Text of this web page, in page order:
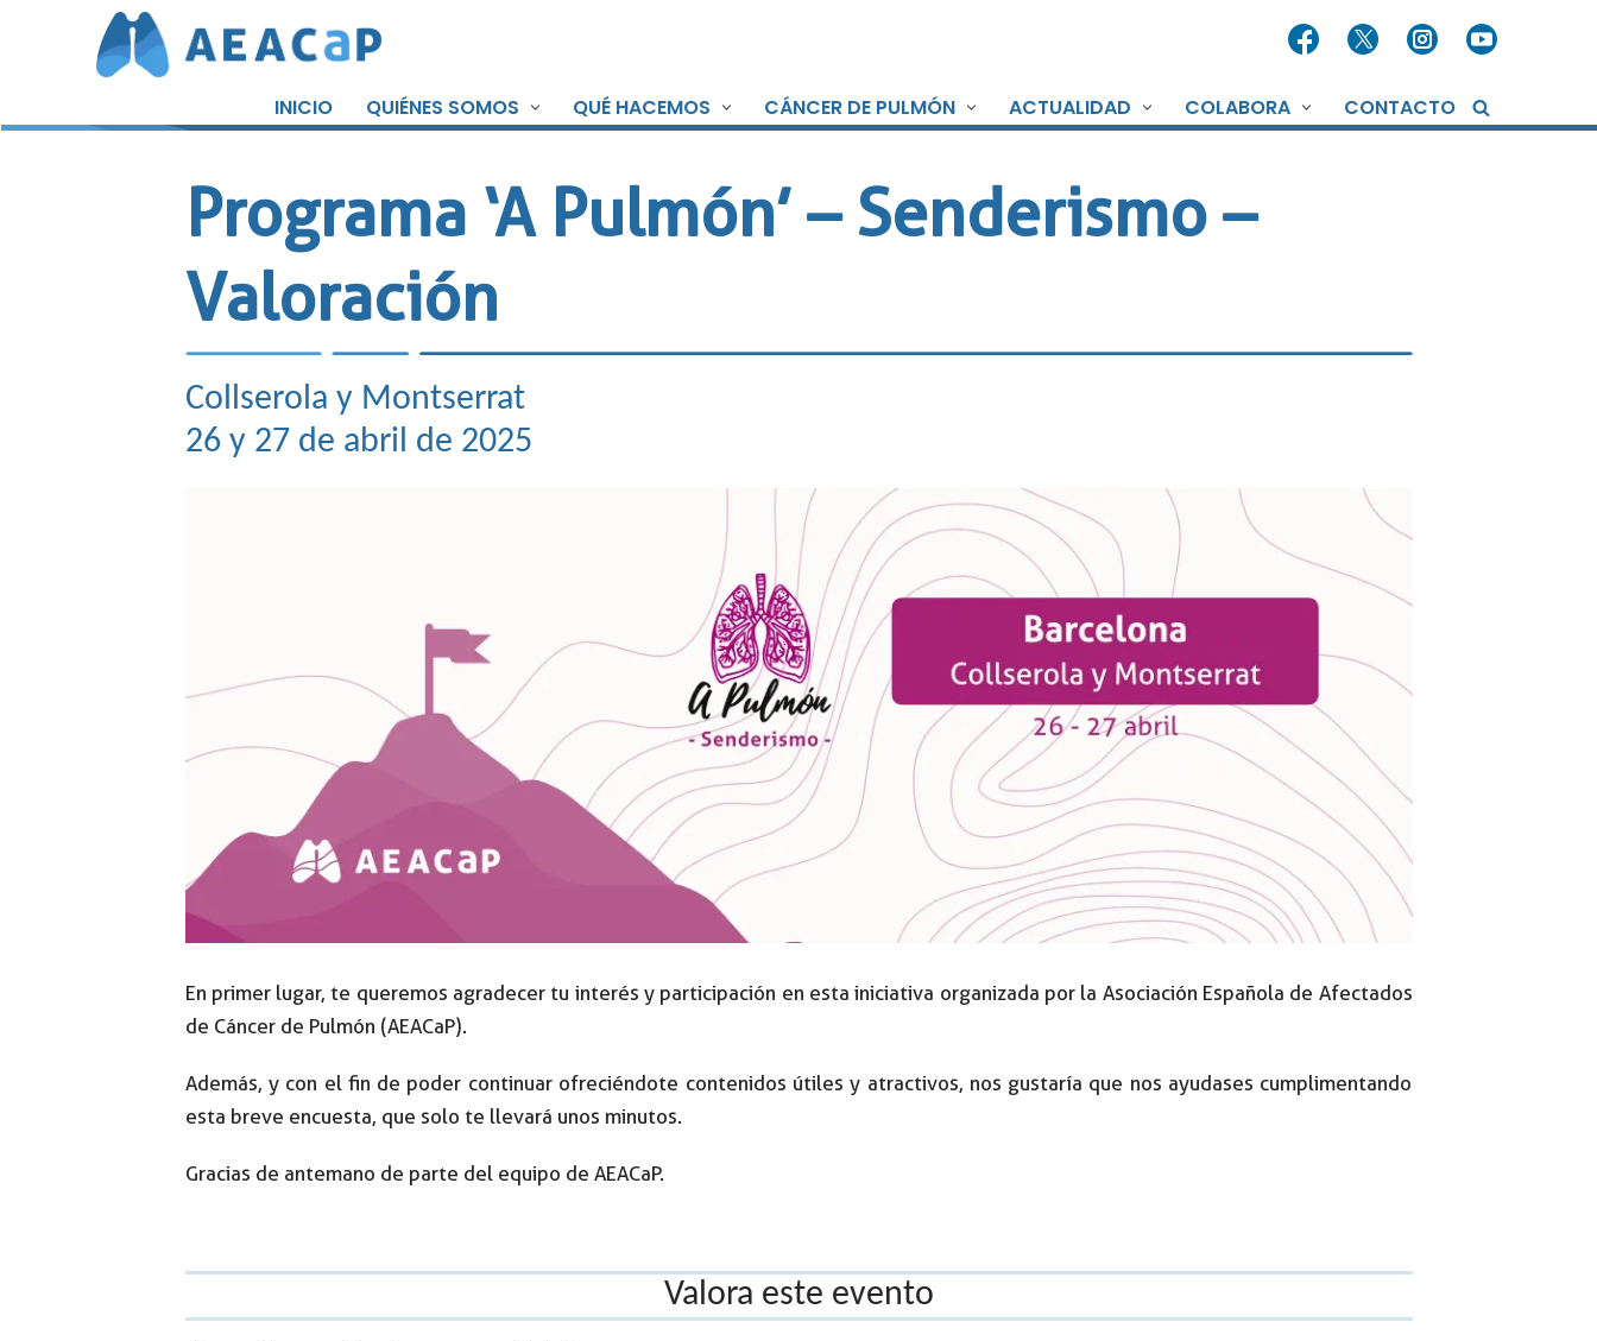
contenido
INICIO QUIÉNES SOMOS QUÉ HACEMOS CÁNCER DE PULMÓN ACTUALIDAD COLABORA CONTACTO
Programa ‘A Pulmón’ – Senderismo –
Valoración
Collserola y Montserrat
26 y 27 de abril de 2025
En primer lugar, te queremos agradecer tu interés y participación en esta iniciativa organizada por la Asociación Española de Afectados
de Cáncer de Pulmón (AEACaP).
Además, y con el fin de poder continuar ofreciéndote contenidos útiles y atractivos, nos gustaría que nos ayudases cumplimentando
esta breve encuesta, que solo te llevará unos minutos.
Gracias de antemano de parte del equipo de AEACaP.
Valora este evento